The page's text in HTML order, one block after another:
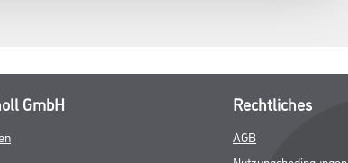
GmbH Rechtliches
AGB